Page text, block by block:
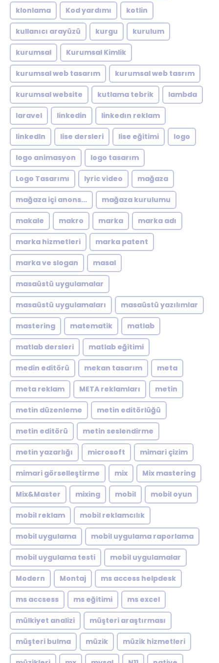
klonlama Kod yardımı kotlin
kullanıcı arayüzü kurgu kurulum
kurumsal Kurumsal Kimlik
kurumsal web tasarım kurumsal web tasrım
kurumsal website kutlama tebrik lambda
laravel linkedin linkedın reklam
linkedln lise dersleri lise eğitimi logo
logo animasyon logo tasarım
Logo Tasarımı lyric video mağaza
mağaza içi anons... mağaza kurulumu
makale makro marka marka adı
marka hizmetleri marka patent
marka ve slogan masal
masaüstü uygulamalar
masaüstü uygulamaları masaüstü yazılımlar
mastering matematik matlab
matlab dersleri matlab eğitimi
medin editörü mekan tasarım meta
meta reklam META reklamları metin
metin düzenleme metin editörlüğü
metin editörü metin seslendirme
metin yazarlığı microsoft mimari çizim
mimari görselleştirme mix Mix mastering
Mix&Master mixing mobil mobil oyun
mobil reklam mobil reklamcılık
mobil uygulama mobil uygulama raporlama
mobil uygulama testi mobil uygulamalar
Modern Montaj ms access helpdesk
ms accsess ms eğitimi ms excel
mülkiyet analizi müşteri araştırması
müşteri bulma müzik müzik hizmetleri